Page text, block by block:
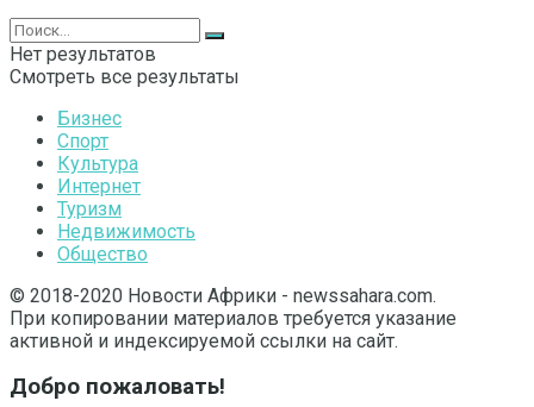
Нет результатов
Смотреть все результаты
Бизнес
Спорт
Культура
Интернет
Туризм
Недвижимость
Общество
© 2018-2020 Новости Африки - newssahara.com.
При копировании материалов требуется указание
активной и индексируемой ссылки на сайт.
Добро пожаловать!